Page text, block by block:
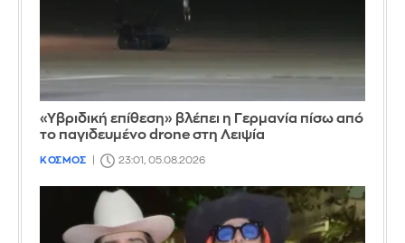
«Υβριδική επίθεση» βλέπει η Γερμανία πίσω από
το παγιδευμένο drone στη Λειψία
ΚΟΣΜΟΣ 23:01, 05.08.2026